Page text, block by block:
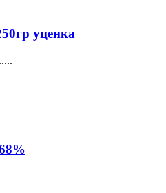
уценка